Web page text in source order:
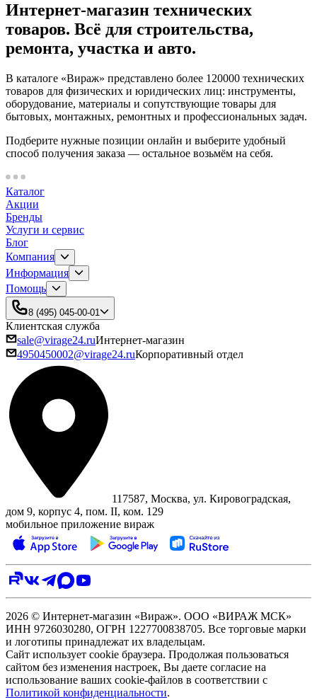
Интернет-магазин технических
товаров. Всё для строительства,
ремонта, участка и авто.
В каталоге «Вираж» представлено более 120000 технических
товаров для физических и юридических лиц: инструменты,
оборудование, материалы и сопутствующие товары для
бытовых, монтажных, ремонтных и профессиональных задач.
Подберите нужные позиции онлайн и выберите удобный
способ получения заказа — остальное возьмём на себя.
Каталог
Акции
Бренды
Услуги и сервис
Блог
Компания
Информация
Помощь
8 (495) 045-00-01
Клиентская служба
sale@virage24.ruИнтернет-магазин
4950450002@virage24.ruКорпоративный отдел
117587, Москва, ул. Кировоградская,
дом 9, корпус 4, пом. II, ком. 129
мобильное приложение вираж
2026 © Интернет-магазин «Вираж». ООО «ВИРАЖ МСК»
ИНН 9726030280, ОГРН 1227700838705. Все торговые марки
и логотипы принадлежат их владельцам.
Сайт использует cookie браузера. Продолжая пользоваться
сайтом без изменения настроек, Вы даете согласие на
использование ваших cookie-файлов в соответствии с
Политикой конфиденциальности.